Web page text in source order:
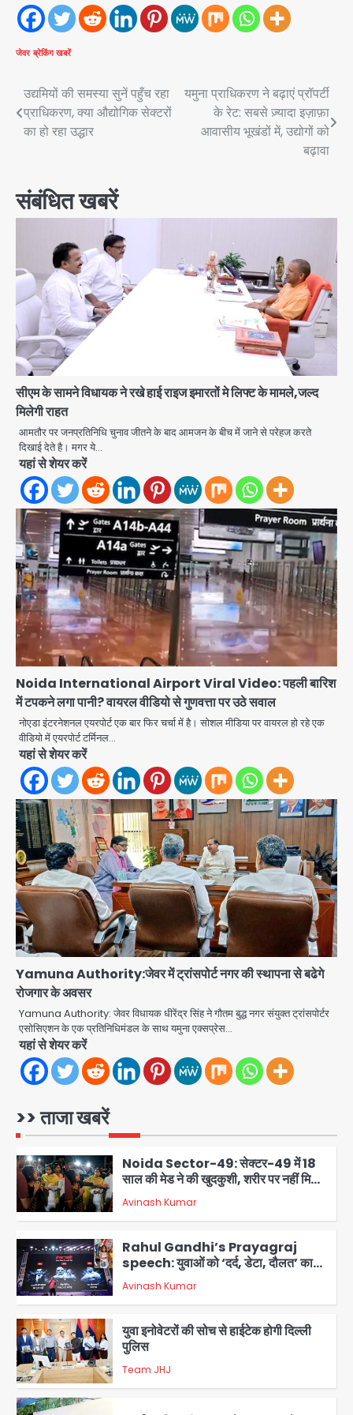
जेवर ब्रेकिंग खबरें
Post
navigation
उद्यमियों की समस्या सुनें पहुँच रहा
प्राधिकरण, क्या औद्योगिक सेक्टरों
का हो रहा उद्धार
यमुना प्राधिकरण ने बढ़ाएं प्रॉपर्टी
के रेट: सबसे ज़्यादा इज़ाफ़ा
आवासीय भूखंडों में, उद्योगों को
बढ़ावा
संबंधित खबरें
सीएम के सामने विधायक ने रखे हाई राइज इमारतों मे लिफ्ट के मामले,जल्द
मिलेगी राहत
आमतौर पर जनप्रतिनिधि चुनाव जीतने के बाद आमजन के बीच में जाने से परेहज करते
दिखाई देते है। मगर ये…
यहां से शेयर करें
Noida International Airport Viral Video: पहली बारिश
में टपकने लगा पानी? वायरल वीडियो से गुणवत्ता पर उठे सवाल
नोएडा इंटरनेशनल एयरपोर्ट एक बार फिर चर्चा में है। सोशल मीडिया पर वायरल हो रहे एक
वीडियो में एयरपोर्ट टर्मिनल…
यहां से शेयर करें
Yamuna Authority:जेवर में ट्रांसपोर्ट नगर की स्थापना से बढेगे
रोजगार के अवसर
Yamuna Authority: जेवर विधायक धीरेंद्र सिंह ने गौतम बुद्ध नगर संयुक्त ट्रांसपोर्टर
एसोसिएशन के एक प्रतिनिधिमंडल के साथ यमुना एक्सप्रेस…
यहां से शेयर करें
>> ताजा खबरें
2
Noida Sector-49: सेक्टर-49 में 18
Avinash Kumar
3
Rahul Gandhi’s Prayagraj
speech: युवाओं को ‘दर्द, डेटा, दौलत’ का
संदेश, बीजेपी का वार
Avinash Kumar
4
युवा इनोवेटरों की सोच से हाईटेक होगी दिल्ली
पुलिस
Team JHJ
5
सुदर्शन शक्ति-वी अभ्यास में मॉक आॅपरेशन
Team JHJ
1
Milk price hike in
Maharashtra: महाराष्ट्र में 11 अगस्त से
2
साल की मेड ने की खुदकुशी, शरीर पर नहीं मिली
कोई बाहरी
Avinash Kumar
3
speech: युवाओं को ‘दर्द, डेटा, दौलत’ का
संदेश, बीजेपी का वार
Avinash Kumar
4
पुलिस
Team JHJ